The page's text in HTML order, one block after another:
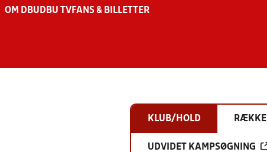
OM DBU DBU TV FANS & BILLETTER
KLUB/HOLD RÆKKE
UDVIDET KAMPSØGNING